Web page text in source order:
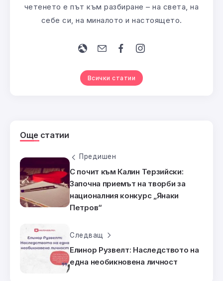
четенето е път към разбиране – на света, на
себе си, на миналото и настоящето.
Всички статии
Още статии
Предишен
С почит към Калин Терзийски:
Започна приемът на творби за
националния конкурс „Янаки
Петров“
Следващ
Елинор Рузвелт: Наследството на
една необикновена личност